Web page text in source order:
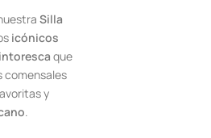
Silla
icónicos
que
comensales
y
.